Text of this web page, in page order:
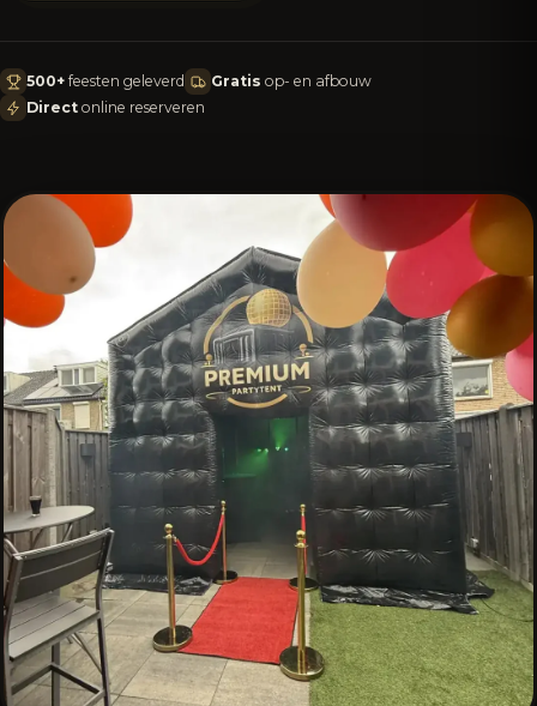
500+ feesten geleverd Gratis op- en afbouw
Direct online reserveren